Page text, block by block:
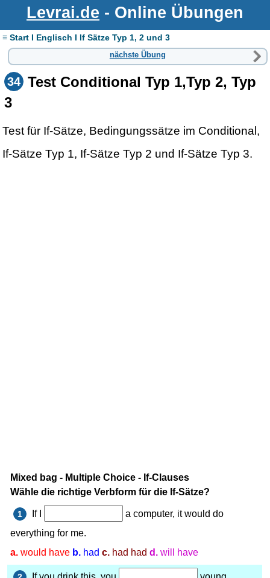
Levrai.de - Online Übungen
≡ Start I Englisch I If Sätze Typ 1, 2 und 3
nächste Übung
34 Test Conditional Typ 1,Typ 2, Typ
3
Test für If-Sätze, Bedingungssätze im Conditional,
If-Sätze Typ 1, If-Sätze Typ 2 und If-Sätze Typ 3.